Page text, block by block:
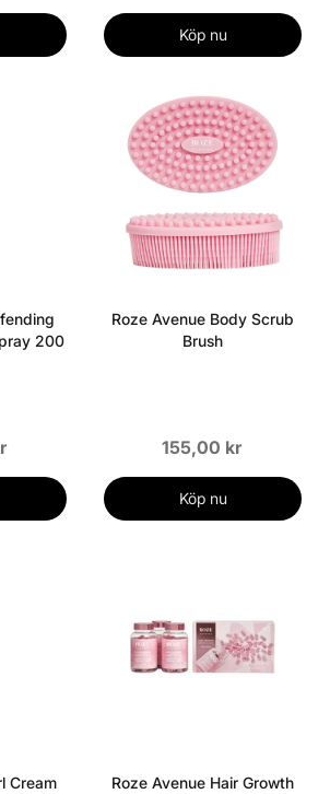
Köp nu
200
Roze Avenue Body Scrub
Brush
155,00 kr
Köp nu
Cream
Roze Avenue Hair Growth